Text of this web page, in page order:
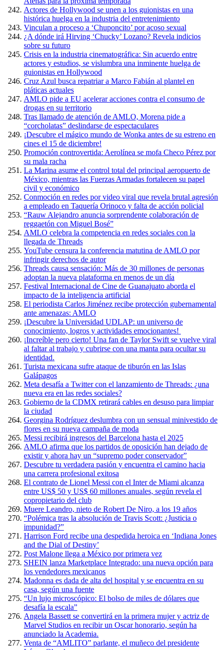
Actores de Hollywood se unen a los guionistas en una
histórica huelga en la industria del entretenimiento
Vinculan a proceso a ‘Chuponcito’ por acoso sexual
¿A dónde irá Hirving ‘Chucky’ Lozano? Revela indicios
sobre su futuro
Crisis en la industria cinematográfica: Sin acuerdo entre
actores y estudios, se vislumbra una inminente huelga de
guionistas en Hollywood
Cruz Azul busca repatriar a Marco Fabián al plantel en
pláticas actuales
AMLO pide a EU acelerar acciones contra el consumo de
drogas en su territorio
Tras llamado de atención de AMLO, Morena pide a
“corcholatas” deslindarse de espectaculares
¡Descubre el mágico mundo de Wonka antes de su estreno en
cines el 15 de diciembre!
Promoción controvertida: Aerolínea se mofa Checo Pérez por
su mala racha
La Marina asume el control total del principal aeropuerto de
México, mientras las Fuerzas Armadas fortalecen su papel
civil y económico
Conmoción en redes por video viral que revela brutal agresión
a empleado en Taquería Orinoco y falta de acción policial
“Rauw Alejandro anuncia sorprendente colaboración de
reggaetón con Miguel Bosé”
AMLO celebra la competencia en redes sociales con la
llegada de Threads
YouTube censura la conferencia matutina de AMLO por
infringir derechos de autor
Threads causa sensación: Más de 30 millones de personas
adoptan la nueva plataforma en menos de un día
Festival Internacional de Cine de Guanajuato aborda el
impacto de la inteligencia artificial
El periodista Carlos Jiménez recibe protección gubernamental
ante amenazas: AMLO
¡Descubre la Universidad UDLAP: un universo de
conocimiento, logros y actividades emocionantes!
¡Increíble pero cierto! Una fan de Taylor Swift se vuelve viral
al faltar al trabajo y cubrirse con una manta para ocultar su
identidad.
Turista mexicana sufre ataque de tiburón en las Islas
Galápagos
Meta desafía a Twitter con el lanzamiento de Threads: ¿una
nueva era en las redes sociales?
Gobierno de la CDMX retirará cables en desuso para limpiar
la ciudad
Georgina Rodríguez deslumbra con un sensual minivestido de
flores en su nueva campaña de moda
Messi recibirá ingresos del Barcelona hasta el 2025
AMLO afirma que los partidos de oposición han dejado de
existir y ahora hay un “supremo poder conservador”
Descubre tu verdadera pasión y encuentra el camino hacia
una carrera profesional exitosa
El contrato de Lionel Messi con el Inter de Miami alcanza
entre US$ 50 y US$ 60 millones anuales, según revela el
copropietario del club
Muere Leandro, nieto de Robert De Niro, a los 19 años
“Polémica tras la absolución de Travis Scott: ¿Justicia o
impunidad?”
Harrison Ford recibe una despedida heroica en ‘Indiana Jones
and the Dial of Destiny’
Post Malone llega a México por primera vez
SHEIN lanza Marketplace Integrado: una nueva opción para
los vendedores mexicanos
Madonna es dada de alta del hospital y se encuentra en su
casa, según una fuente
“Un lujo microscópico: El bolso de miles de dólares que
desafía la escala”
Angela Bassett se convertirá en la primera mujer y actriz de
Marvel Studios en recibir un Oscar honorario, según ha
anunciado la Academia.
Venta de “AMLITO” parlante, el muñeco del presidente